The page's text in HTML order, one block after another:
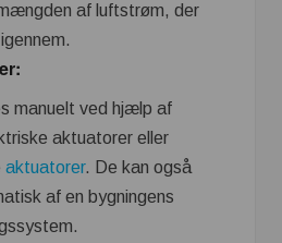
af luftstrøm, der
manuelt ved hjælp af
aktuatorer eller
aktuatorer. De kan også
af en bygningens